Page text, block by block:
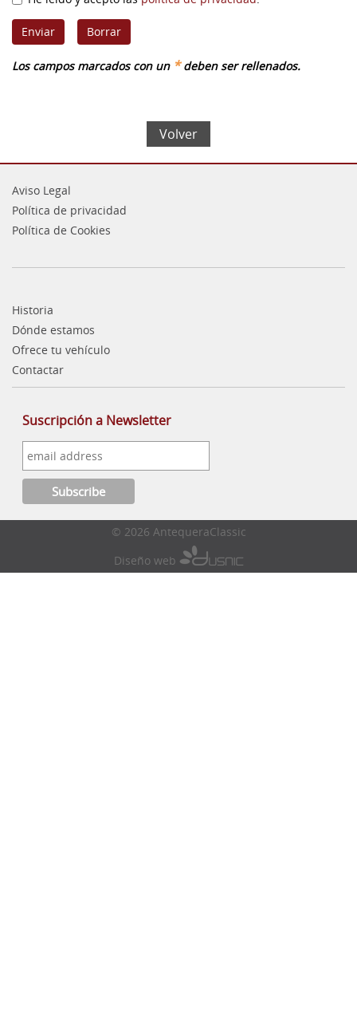
Los campos marcados con un *deben ser rellenados.
Volver
Aviso Legal
Política de privacidad
Política de Cookies
Historia
Dónde estamos
Ofrece tu vehículo
Contactar
Suscripción a Newsletter
© 2026 AntequeraClassic
Diseño web